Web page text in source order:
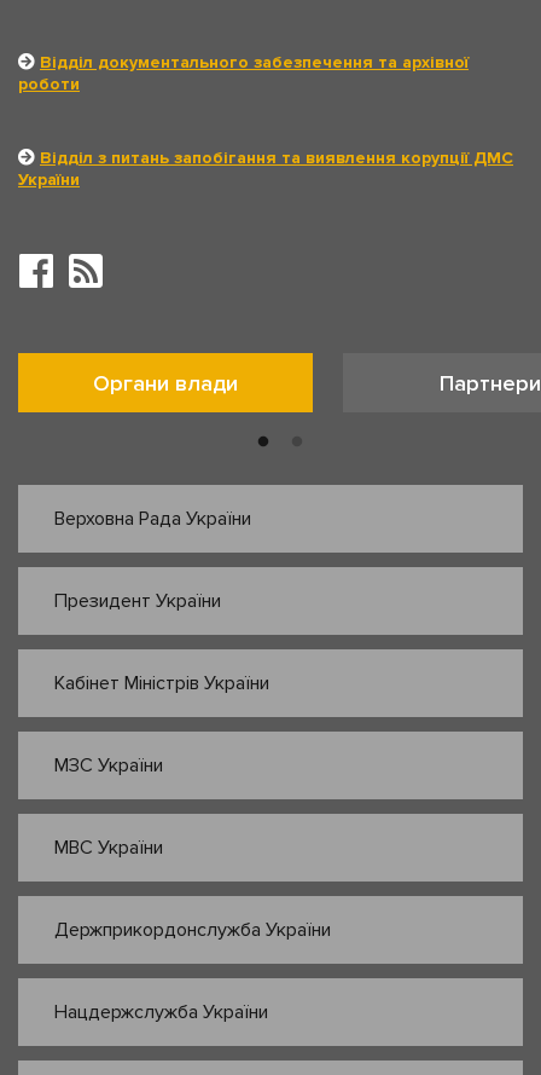
Відділ документального забезпечення та архівної
роботи
Відділ з питань запобігання та виявлення корупції ДМС
України
Органи влади Партнери
Верховна Рада України
Президент України
Кабінет Міністрів України
МЗС України
МВС України
Держприкордонслужба України
Нацдержслужба України